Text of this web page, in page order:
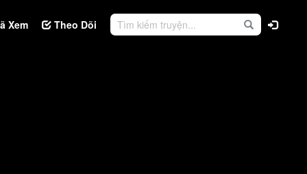
Xem Theo Dõi